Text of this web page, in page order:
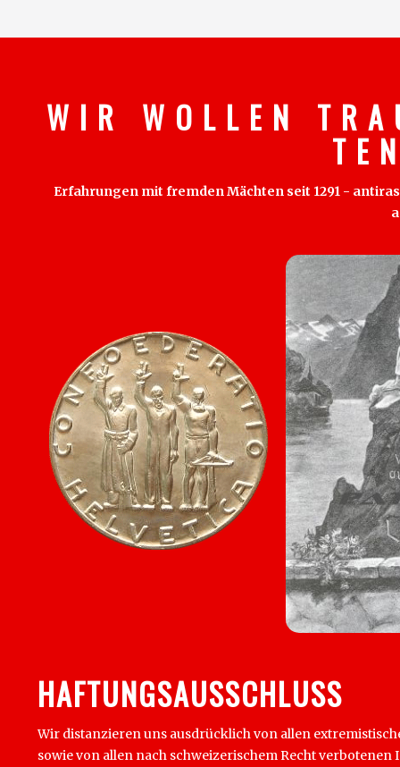
W I R W O L L E N T R
T E
Erfahrungen mit fremden Mächten seit 1291 -
HAFTUNGSAUSSCHLUSS
Wir distanzieren uns ausdrücklich von allen
sowie von allen nach schweizerischem Recht